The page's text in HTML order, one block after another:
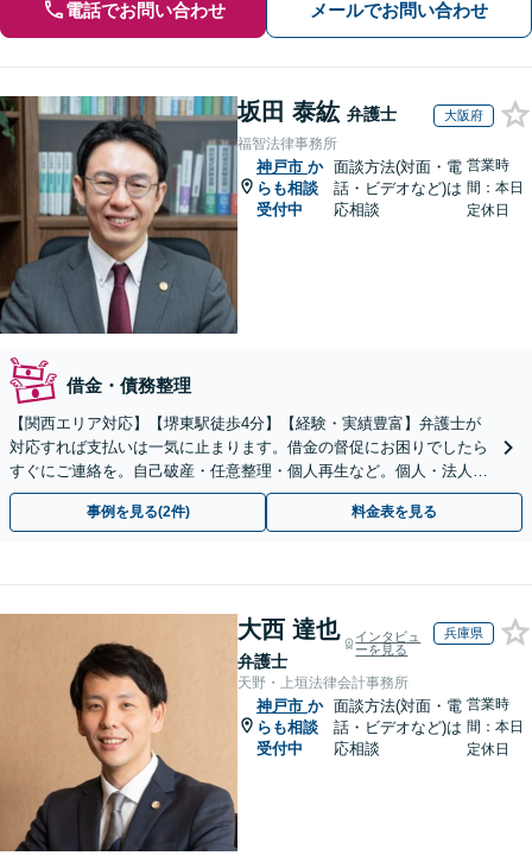
電話でお問い合わせ メールでお問い合わせ
坂田 泰紘 弁護士 大阪府
福智法律事務所
神戸市 か
らも相談
受付中
面談方法(対面・電
話・ビデオなど)は
応相談
営業時
間：本日
定休日
借金・債務整理
【関西エリア対応】【堺東駅徒歩4分】【経験・実績豊富】弁護士が
対応すれば支払いは一気に止まります。借金の督促にお困りでしたら
すぐにご連絡を。自己破産・任意整理・個人再生など。個人・法人対
応可能。【夜間・休日対応可能】
事例を見る(2件) 料金表を見る
大西 達也
弁護士
インタビュ
ーを見る
兵庫県
天野・上垣法律会計事務所
神戸市 か
らも相談
受付中
面談方法(対面・電
話・ビデオなど)は
応相談
営業時
間：本日
定休日